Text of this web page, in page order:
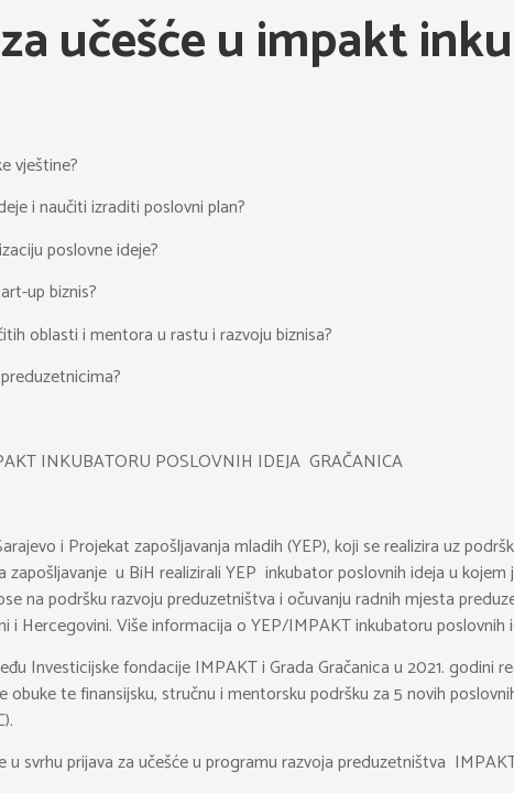
učešće u impakt
vještine?
i naučiti izraditi poslovni plan?
poslovne ideje?
up biznis?
oblasti i mentora u rastu i razvoju biznisa?
INKUBATORU POSLOVNIH IDEJA GRAČANICA
i Projekat zapošljavanja mladih (YEP), koji se realizira uz
zapošljavanje u BiH realizirali YEP inkubator poslovnih ideja u
na podršku razvoju preduzetništva i očuvanju radnih mjesta
i Hercegovini. Više informacija o YEP/IMPAKT inkubatoru
Investicijske fondacije IMPAKT i Grada Gračanica u 2021.
te finansijsku, stručnu i mentorsku podršku za 5 novih
u svrhu prijava za učešće u programu razvoja preduzetništva